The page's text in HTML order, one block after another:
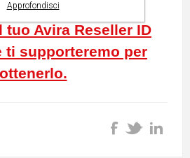
tuo Avira Reseller ID
ti supporteremo per
ottenerlo.
Approfondisci